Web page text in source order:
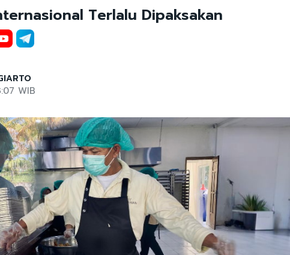
Terlalu Dipaksakan
WIB